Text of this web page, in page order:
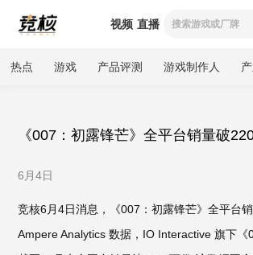
视频 直播
热点 游戏 产品评测 游戏制作人
《007：初露锋芒》全平台销量破
6月4日
竞核6月4日消息，《007：初露锋芒》全平台
Ampere Analytics 数据，IO Interactive 旗下《